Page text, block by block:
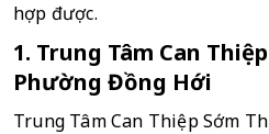
hợp được.
1. Trung Tâm Can
Phường Đồng Hới
Trung Tâm Can Thiệp Sớm